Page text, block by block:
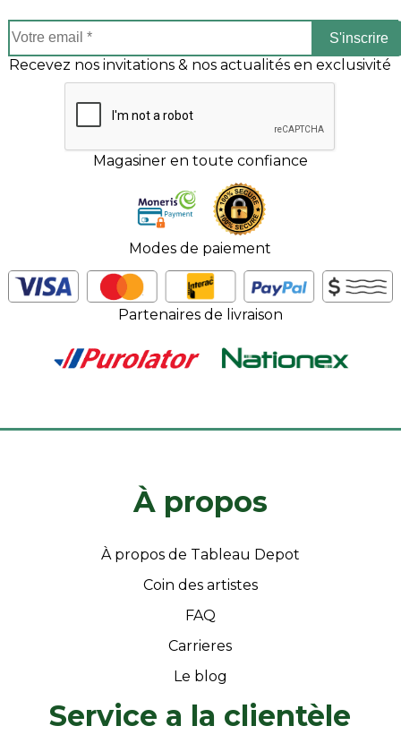
S'inscrire
Recevez nos invitations & nos actualités en exclusivité
Magasiner en toute confiance
Modes de paiement
Partenaires de livraison
À propos
À propos de Tableau Depot
Coin des artistes
FAQ
Carrieres
Le blog
Service a la clientèle